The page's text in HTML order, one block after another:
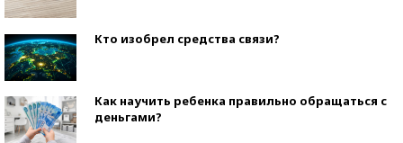
Кто изобрел средства связи?
Как научить ребенка правильно обращаться с
деньгами?